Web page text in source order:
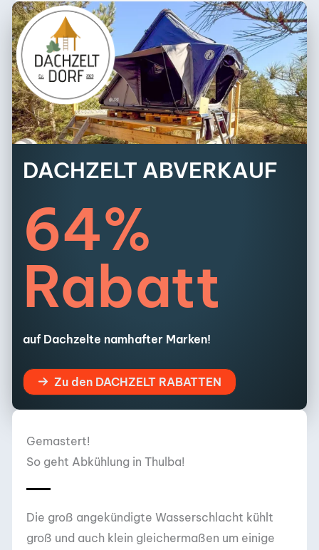
DACHZELT ABVERKAUF
64%
Rabatt
auf Dachzelte namhafter Marken!
Zu den DACHZELT RABATTEN
Gemastert!
So geht Abkühlung in Thulba!
Die groß angekündigte Wasserschlacht kühlt
groß und auch klein gleichermaßen um einige